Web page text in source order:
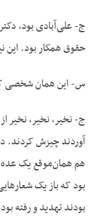
ج- علی‌آبادی بود،
حقوق همکار بود. این
س- این همان شخصی که
ج- نخیر، نخیر، نخیر
آوردند چیزش
هم همان‌موقع یک
بود که باز یک
بودند تهدید و رفته